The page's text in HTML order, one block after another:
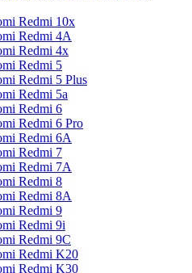
Redmi 10x
Redmi 4A
Redmi 4x
Redmi 5
Redmi 5 Plus
Redmi 5a
Redmi 6
Redmi 6 Pro
Redmi 6A
Redmi 7
Redmi 7A
Redmi 8
Redmi 8A
Redmi 9
Redmi 9i
Redmi 9C
Redmi K20
Redmi K30